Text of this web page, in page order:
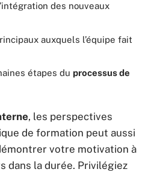
des nouveaux
auxquels l’équipe fait
étapes du processus de
, les perspectives
de formation peut aussi
votre motivation à
dans la durée. Privilégiez